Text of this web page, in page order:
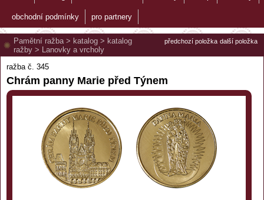
obchodní podmínky pro partnery
předchozí položka další položka
Pamětní ražba> katalog > katalog
ražby > Lanovky a vrcholy
ražba č. 345
Chrám panny Marie před Týnem